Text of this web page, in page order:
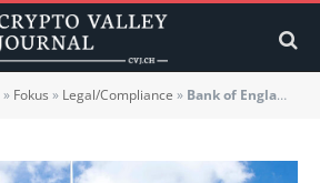
» Fokus » Legal/Compliance » Bank of England öffnet sich für Alternativen zu Stablecoin-Limiten